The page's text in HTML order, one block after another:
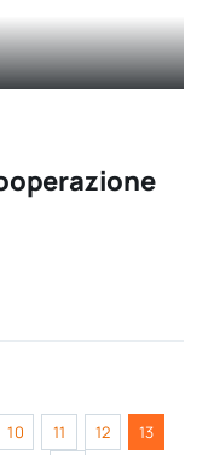
10 11 12
13